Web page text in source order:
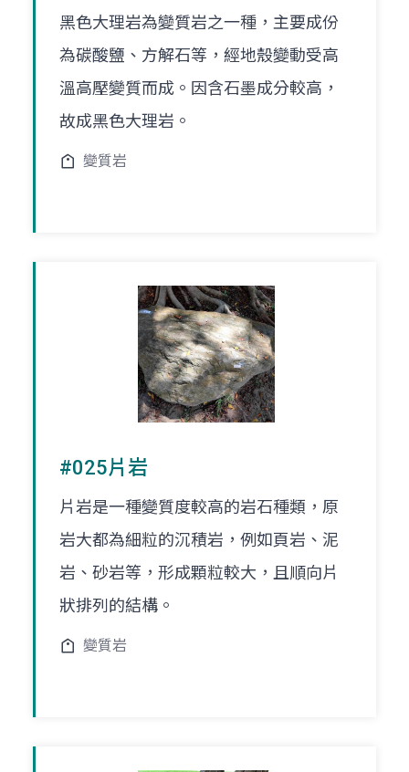
黑色大理岩為變質岩之一種，主要成份
為碳酸鹽、方解石等，經地殼變動受高
溫高壓變質而成。因含石墨成分較高，
故成黑色大理岩。
變質岩
#025片岩
片岩是一種變質度較高的岩石種類，原
岩大都為細粒的沉積岩，例如頁岩、泥
岩、砂岩等，形成顆粒較大，且順向片
狀排列的結構。
變質岩